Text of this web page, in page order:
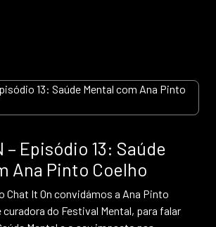
– Episódio 13: Saúde
Ana Pinto Coelho
Chat It On convidámos a Ana Pinto
curadora do Festival Mental, para falar